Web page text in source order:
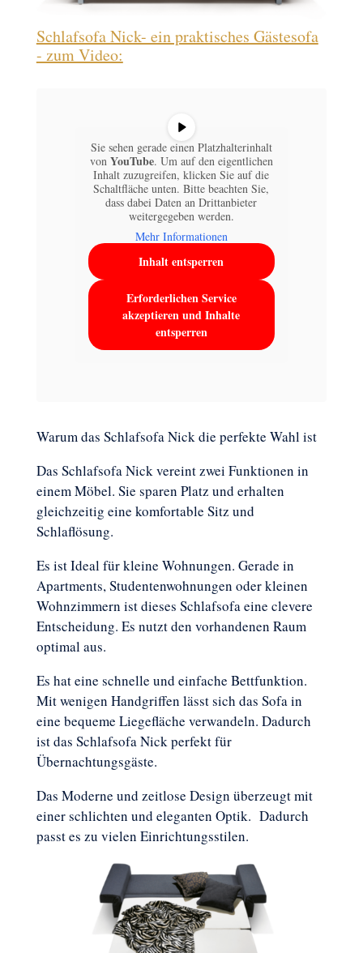
Schlafsofa Nick- ein praktisches Gästesofa
- zum Video:
Sie sehen gerade einen Platzhalterinhalt
von YouTube. Um auf den eigentlichen
Inhalt zuzugreifen, klicken Sie auf die
Schaltfläche unten. Bitte beachten Sie,
dass dabei Daten an Drittanbieter
weitergegeben werden.
Mehr Informationen
Inhalt entsperren
Erforderlichen Service
akzeptieren und Inhalte
entsperren
Warum das Schlafsofa Nick die perfekte Wahl ist
Das Schlafsofa Nick vereint zwei Funktionen in
einem Möbel. Sie sparen Platz und erhalten
gleichzeitig eine komfortable Sitz und
Schlaflösung.
Es ist Ideal für kleine Wohnungen. Gerade in
Apartments, Studentenwohnungen oder kleinen
Wohnzimmern ist dieses Schlafsofa eine clevere
Entscheidung. Es nutzt den vorhandenen Raum
optimal aus.
Es hat eine schnelle und einfache Bettfunktion.
Mit wenigen Handgriffen lässt sich das Sofa in
eine bequeme Liegefläche verwandeln. Dadurch
ist das Schlafsofa Nick perfekt für
Übernachtungsgäste.
Das Moderne und zeitlose Design überzeugt mit
einer schlichten und eleganten Optik. Dadurch
passt es zu vielen Einrichtungsstilen.